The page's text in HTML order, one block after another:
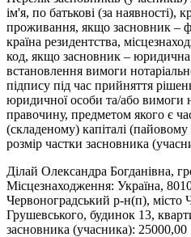
ім'я, по батькові (за наявності),
проживання, якщо засновник –
країна резидентства,
код, якщо засновник – юридична
встановлення вимоги
підпису під час прийняття
юридичної особи та/або вимоги
правочину, предметом якого є
(складеному) капіталі
розмір частки засновника
Ділай Олександра Богданівна,
Місцезнаходження: Україна,
Червоноградський р-н(п), місто
Грушевського, будинок 13,
засновника (учасника): 25000,00